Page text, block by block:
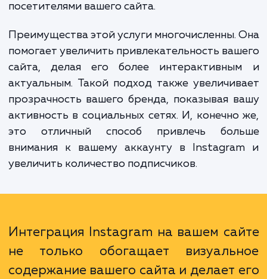
"Интеграция фотографий из
интеграции вашего аккаунта Instagram с
сайтом так, чтобы вы могли легко
своими последними постами и
посетителями вашего сайта.
Преимущества этой услуги многочисленны.
помогает увеличить привлекательность
сайта, делая его более
это отличный способ привлечь
внимания к вашему аккаунту в
увеличить количество подписчиков.